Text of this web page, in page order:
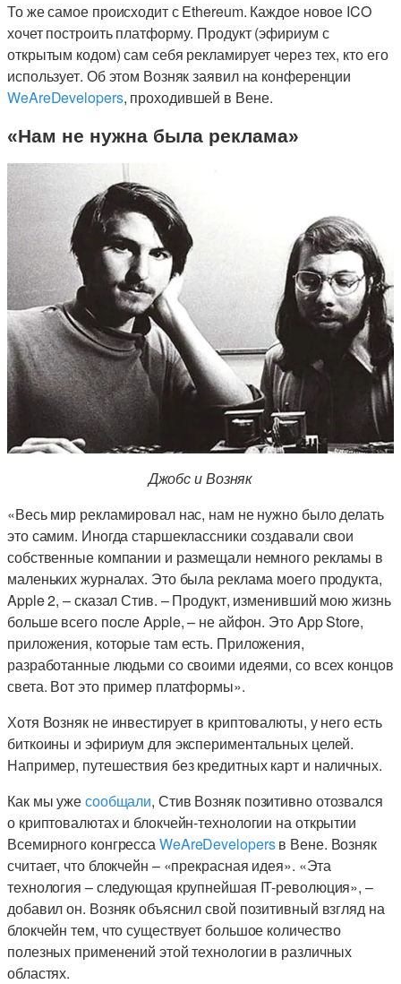
То же самое происходит с Ethereum. Каждое новое ICO
хочет построить платформу. Продукт (эфириум с
открытым кодом) сам себя рекламирует через тех, кто его
использует. Об этом Возняк заявил на конференции
WeAreDevelopers, проходившей в Вене.
«Нам не нужна была реклама»
Джобс и Возняк
«Весь мир рекламировал нас, нам не нужно было делать
это самим. Иногда старшеклассники создавали свои
собственные компании и размещали немного рекламы в
маленьких журналах. Это была реклама моего продукта,
Apple 2, – сказал Стив. – Продукт, изменивший мою жизнь
больше всего после Apple, – не айфон. Это App Store,
приложения, которые там есть. Приложения,
разработанные людьми со своими идеями, со всех концов
света. Вот это пример платформы».
Хотя Возняк не инвестирует в криптовалюты, у него есть
биткоины и эфириум для экспериментальных целей.
Например, путешествия без кредитных карт и наличных.
Как мы ужесообщали, Стив Возняк позитивно отозвался
о криптовалютах и блокчейн-технологии на открытии
Всемирного конгрессаWeAreDevelopersв Вене. Возняк
считает, что блокчейн – «прекрасная идея». «Эта
технология – следующая крупнейшая IT-революция», –
добавил он. Возняк объяснил свой позитивный взгляд на
блокчейн тем, что существует большое количество
полезных применений этой технологии в различных
областях.